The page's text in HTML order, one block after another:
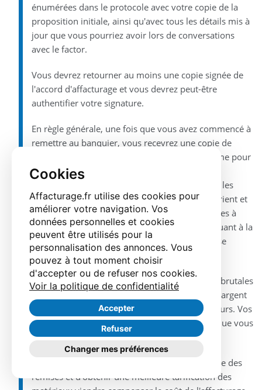
Cookies
Affacturage.fr utilise des cookies pour
améliorer votre navigation. Vos
données personnelles et cookies
peuvent être utilisés pour la
personnalisation des annonces. Vous
pouvez à tout moment choisir
d'accepter ou de refuser nos cookies.
Voir la politique de confidentialité
Accepter
Refuser
Changer mes préférences
énumérées dans le protocole avec votre copie de la
proposition initiale, ainsi qu'avec tous les détails mis à
jour que vous pourriez avoir lors de conversations
avec le factor.
Vous devrez retourner au moins une copie signée de
l'accord d'affacturage et vous devrez peut-être
authentifier votre signature.
En règle générale, une fois que vous avez commencé à
remettre au banquier, vous recevrez une copie de
l'accord contre-signée pour vos dossiers. Comme pour
tout document juridique, lisez attentivement la
proposition et le contrat d'affacturage avant de les
signer. Les protocoles entre les affactureurs varient et
votre attention veillera à ce que toutes les parties à
l'accord soient sur la même longueur d'onde quant à la
manière dont votre relation d'affacturation va se
dérouler sans heurts.
Le Factor va vous aider à gérer les fluctuations brutales
du flux de trésorerie en vous fournissant votre argent
maintenant; sans plus attendre 30, 45 ou 60 jours. Vos
fournisseurs sont payés rapidement, de sorte que vous
puissiez négocier les meilleurs prix.
Dans de nombreux cas, la possibilité de prendre des
remises et d'obtenir une meilleure tarification des